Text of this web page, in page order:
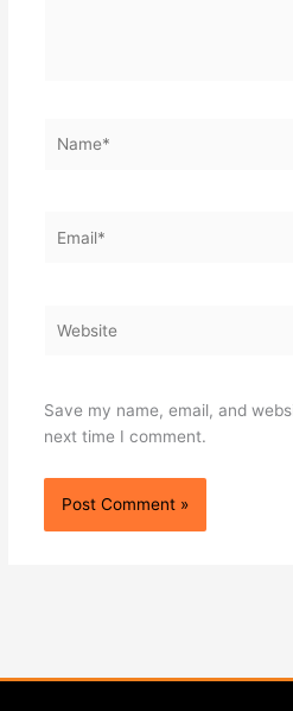
Save my name, email, and
next time I comment.